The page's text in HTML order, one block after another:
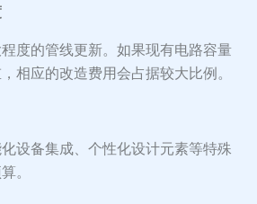
度的管线更新。如果现有电路容量
相应的改造费用会占据较大比例。
设备集成、个性化设计元素等特殊
。